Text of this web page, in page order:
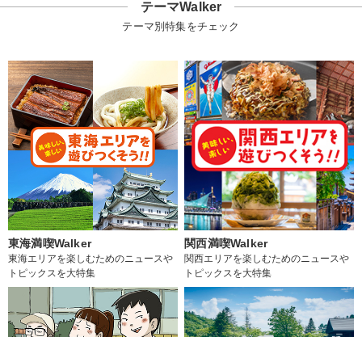
テーマWalker
テーマ別特集をチェック
東海満喫Walker
東海エリアを楽しむためのニュースや
トピックスを大特集
関西満喫Walker
関西エリアを楽しむためのニュースや
トピックスを大特集